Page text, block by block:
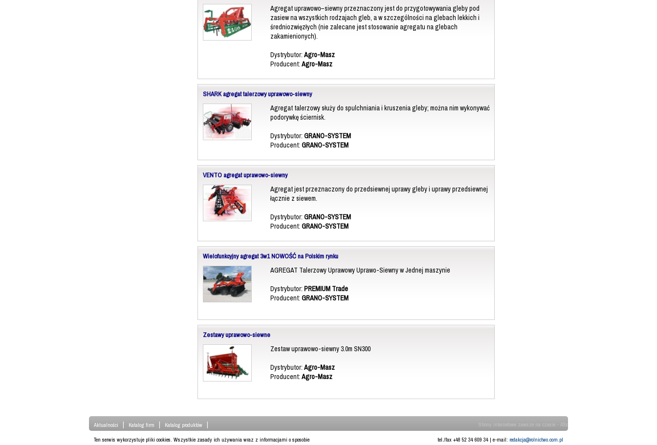
Agregat uprawowo–siewny przeznaczony jest do przygotowywania gleby pod
zasiew na wszystkich rodzajach gleb, a w szczególności na glebach lekkich i
średniozwięzłych (nie zalecane jest stosowanie agregatu na glebach
zakamienionych).
Dystrybutor: Agro-Masz
Producent: Agro-Masz
SHARK agregat talerzowy uprawowo-siewny
Agregat talerzowy służy do spulchniania i kruszenia gleby; można nim wykonywać
podorywkę ściernisk.
Dystrybutor: GRANO-SYSTEM
Producent: GRANO-SYSTEM
VENTO agregat uprawowo-siewny
Agregat jest przeznaczony do przedsiewnej uprawy gleby i uprawy przedsiewnej
łącznie z siewem.
Dystrybutor: GRANO-SYSTEM
Producent: GRANO-SYSTEM
Wielofunkcyjny agregat 3w1 NOWOŚĆ na Polskim rynku
AGREGAT Talerzowy Uprawowy Uprawo-Siewny w Jednej maszynie
Dystrybutor: PREMIUM Trade
Producent: GRANO-SYSTEM
Zestawy uprawowo-siewne
Zestaw uprawowo-siewny 3.0m SN300
Dystrybutor: Agro-Masz
Producent: Agro-Masz
Aktualności | Katalog firm | Katalog produktów | Strony internetowe zawsze na czasie - ATcom
Ten serwis wykorzystuje pliki cookies. Wszystkie zasady ich używania wraz z informacjami o sposobie
tel./fax +48 52 34 609 34 | e-mail: redakcja@rolnictwo.com.pl